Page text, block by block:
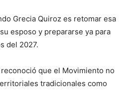
Grecia Quiroz es retomar esa
esposo y prepararse ya para
del 2027.
que el Movimiento no
tradicionales como